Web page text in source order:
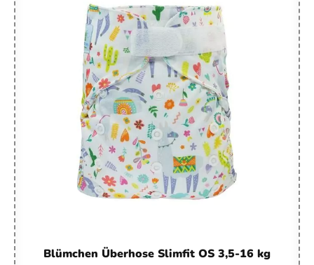
Blümchen Überhose Slimfit OS 3,5-16 kg